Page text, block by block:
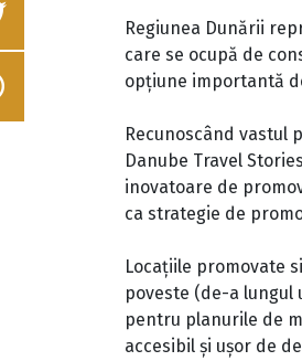
Regiunea Dunării
care se ocupă de
opțiune importantă
Recunoscând vastul
Danube Travel
inovatoare de
ca strategie de
Locațiile promovate
poveste (de-a
pentru planurile de
accesibil și ușor de